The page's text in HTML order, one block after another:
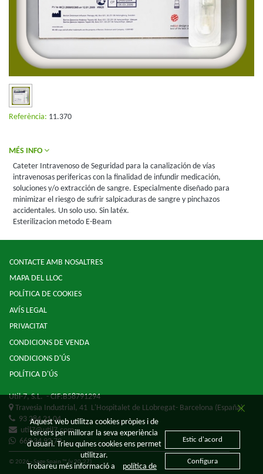
Referència: 11.370
MÉS INFO
Cateter Intravenoso de Seguridad para la canalización de vías
intravenosas perifericas con la finalidad de infundir medicación,
soluciones y/o extracción de sangre. Especialmente diseñado para
minimizar el riesgo de sufrir salpicaduras de sangre y pinchazos
accidentales. Un solo uso. Sin latéx.
Esterilizacion metodo E-Beam
CONTACTE AMB NOSALTRES
MAPA DEL LLOC
POLÍTICA DE COOKIES
AVÍS LEGAL
PRIVACITAT
CONDICIONS DE VENDA
CONDICIONS D'ÚS
POLÍTICA D'ÚS
Util-7, S.L.- CIF:B58791294
Travesia Industrial, 41 L'Hospitalet de LLobregat- Barcelona (España)
93 284 21 04
util7@util7.com
669 34 92 79
© 2026 - Sage Spain ™ (v.20.27)
Aquest web utilitza cookies pròpies i de
tercers per millorar la seva experiència
d'usuari. Trieu quines cookies ens permet
utilitzar.
Trobareu més informació a
política de
Estic d'acord
Configura